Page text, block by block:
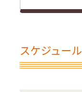
スケジュール